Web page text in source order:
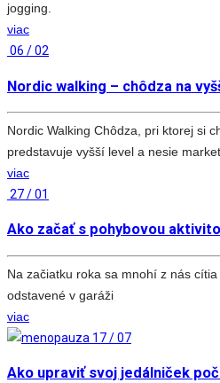
jogging.
viac
06 / 02
Nordic walking – chôdza na
Nordic Walking Chôdza, pri ktorej si
predstavuje vyšší level a nesie
viac
27 / 01
Ako začať s pohybovou
Na začiatku roka sa mnohí z nás
odstavené v garáži
viac
17 / 07
Ako upraviť svoj jedálniček